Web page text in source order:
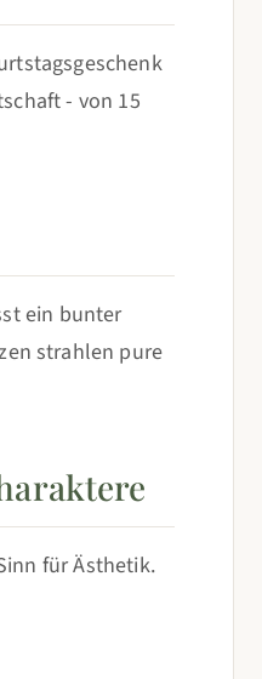
- von 15
ein bunter
strahlen pure
für Ästhetik.